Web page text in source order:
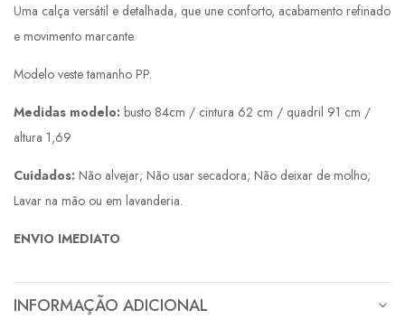
Uma calça versátil e detalhada, que une conforto, acabamento refinado
e movimento marcante.
Modelo veste tamanho PP.
Medidas modelo: busto 84cm / cintura 62 cm / quadril 91 cm /
altura 1,69
Cuidados: Não alvejar; Não usar secadora; Não deixar de molho;
Lavar na mão ou em lavanderia.
ENVIO IMEDIATO
INFORMAÇÃO ADICIONAL